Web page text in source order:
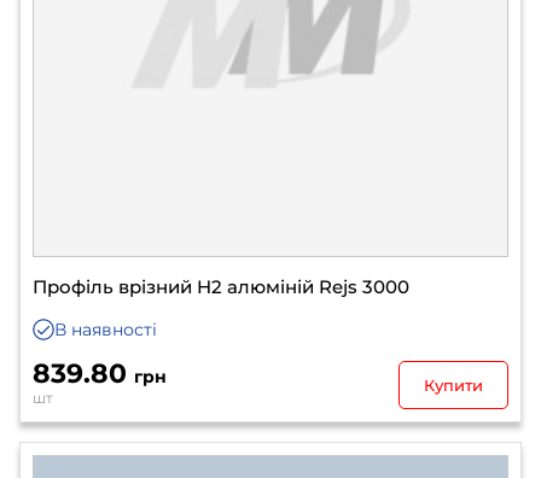
Профіль врізний H2 алюміній Rejs 3000
В наявності
839.80 грн
шт
Купити